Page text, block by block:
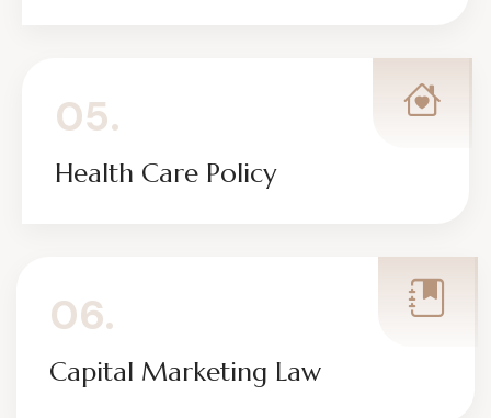
05.
Health Care Policy
06.
Capital Marketing Law